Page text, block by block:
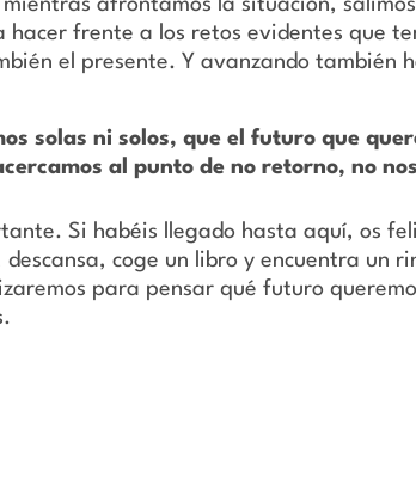
afrontamos la situación,
hacer frente a los retos evidentes que
el presente. Y avanzando también
solas ni solos, que el futuro que
al punto de no retorno, no
Si habéis llegado hasta aquí, os
descansa, coge un libro y encuentra un
para pensar qué futuro